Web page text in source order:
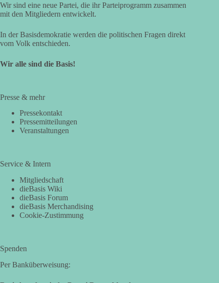
Wir sind eine neue Partei, die ihr Parteiprogramm zusammen
mit den Mitgliedern entwickelt.
In der Basisdemokratie werden die politischen Fragen direkt
vom Volk entschieden.
Wir alle sind die Basis!
Presse & mehr
Pressekontakt
Pressemitteilungen
Veranstaltungen
Service & Intern
Mitgliedschaft
dieBasis Wiki
dieBasis Forum
dieBasis Merchandising
Cookie-Zustimmung
Spenden
Per Banküberweisung: